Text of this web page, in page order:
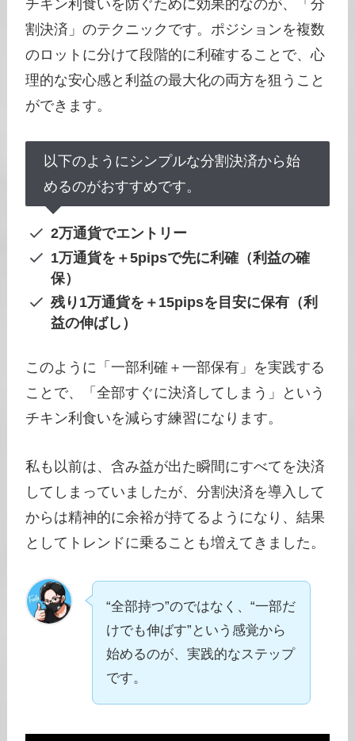
チキン利食いを防ぐために効果的なのが、「分
割決済」のテクニックです。ポジションを複数
のロットに分けて段階的に利確することで、心
理的な安心感と利益の最大化の両方を狙うこと
ができます。
以下のようにシンプルな分割決済から始
めるのがおすすめです。
2万通貨でエントリー
1万通貨を＋5pipsで先に利確（利益の確
保）
残り1万通貨を＋15pipsを目安に保有（利
益の伸ばし）
このように「一部利確＋一部保有」を実践する
ことで、「全部すぐに決済してしまう」という
チキン利食いを減らす練習になります。
私も以前は、含み益が出た瞬間にすべてを決済
してしまっていましたが、分割決済を導入して
からは精神的に余裕が持てるようになり、結果
としてトレンドに乗ることも増えてきました。
“全部持つ”のではなく、“一部だ
けでも伸ばす”という感覚から
始めるのが、実践的なステップ
です。